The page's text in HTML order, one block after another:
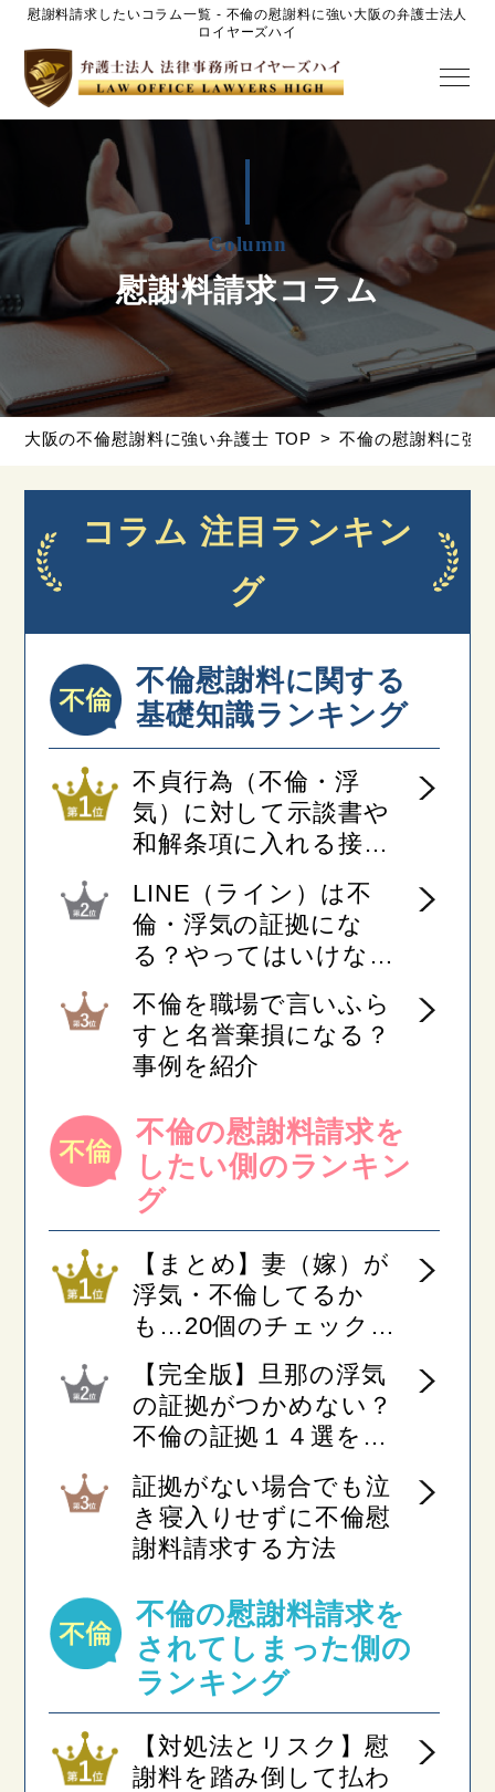
慰謝料請求したいコラム一覧 - 不倫の慰謝料に強い大阪の弁護士法人
ロイヤーズハイ
Column
慰謝料請求コラム
大阪の不倫慰謝料に強い弁護士 TOP 不倫の慰謝料に強
コラム 注目ランキン
グ
不倫慰謝料に関する
基礎知識ランキング
不貞行為（不倫・浮
気）に対して示談書や
和解条項に入れる接触
項）とは
LINE（ライン）は不
倫・浮気の証拠にな
る？やってはいけない
NG行動４つ
不倫を職場で言いふら
すと名誉棄損になる？
事例を紹介
不倫の慰謝料請求を
したい側のランキン
グ
【まとめ】妻（嫁）が
浮気・不倫してるか
も…20個のチェックリ
ストと夫の4つの対応
【完全版】旦那の浮気
の証拠がつかめない？
不倫の証拠１４選を紹
介
証拠がない場合でも泣
き寝入りせずに不倫慰
謝料請求する方法
不倫の慰謝料請求を
されてしまった側の
ランキング
【対処法とリスク】慰
謝料を踏み倒して払わ